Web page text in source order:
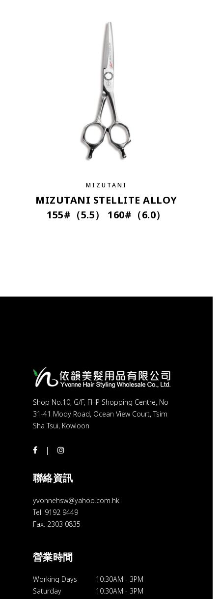
MIZUTANI
MIZUTANI STELLITE ALLOY
155#（5.5） 160#（6.0）
Shop No.10, G/F, FHP Shopping Centre, No
31-41 Mody Road, Ocean View Court, Tsim
Sha Tsui, Kowloon
聯絡資訊
yvonnehsw@yahoo.com.hk
Tel: 9192 9449
Fax: 2303 0835
營業時間
Working Days 10:30AM - 3PM
Saturday
10:30AM - 3PM